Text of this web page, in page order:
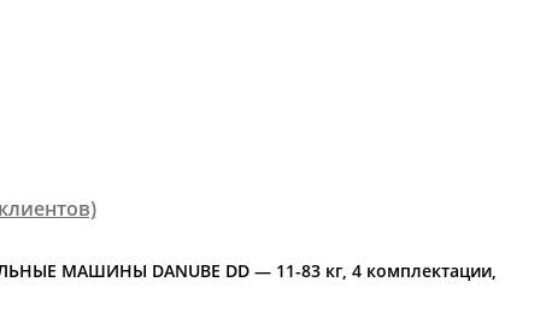
МАШИНЫ DANUBE DD — 11-83 кг, 4 комплектации,